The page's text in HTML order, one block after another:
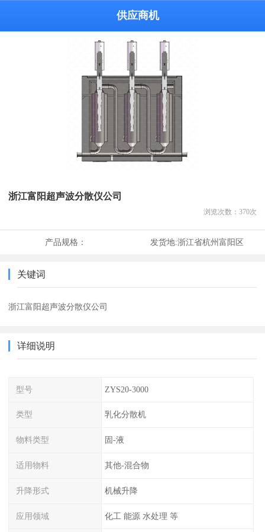
供应商机
浙江富阳超声波分散仪公司
浏览次数： 370次
产品规格： 发货地:浙江省杭州富阳区
关键词
浙江富阳超声波分散仪公司
详细说明
型号 ZYS20-3000
类型 乳化分散机
物料类型 固-液
适用物料 其他-混合物
升降形式 机械升降
应用领域 化工 能源 水处理 等